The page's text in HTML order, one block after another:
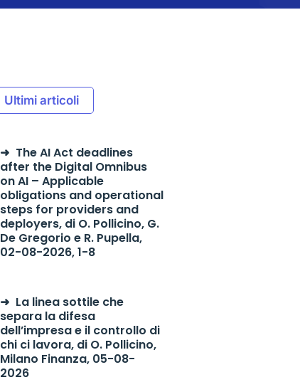
Ultimi articoli
The AI Act deadlines
after the Digital Omnibus
on AI – Applicable
obligations and operational
steps for providers and
deployers, di O. Pollicino, G.
De Gregorio e R. Pupella,
02-08-2026, 1-8
La linea sottile che
separa la difesa
dell’impresa e il controllo di
chi ci lavora, di O. Pollicino,
Milano Finanza, 05-08-
2026